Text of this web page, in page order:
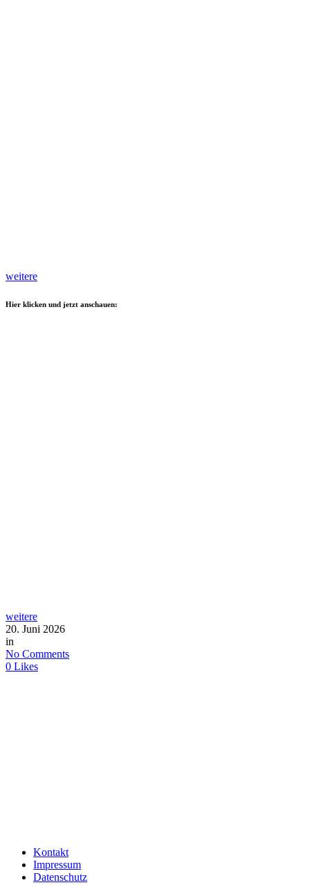
weitere
Hier klicken und jetzt anschauen:
weitere
20. Juni 2026
in
No Comments
0 Likes
Kontakt
Impressum
Datenschutz